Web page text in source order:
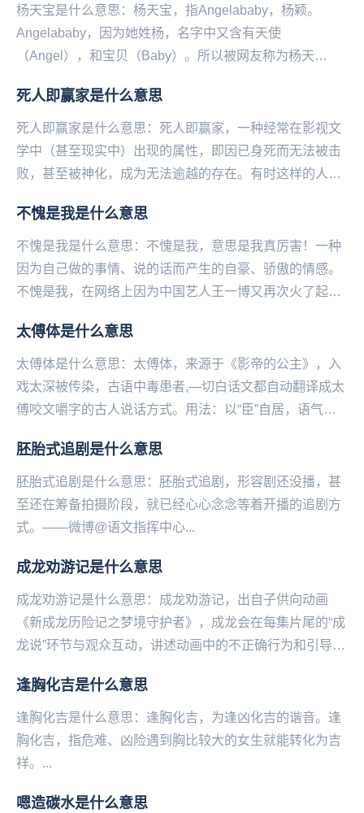
杨天宝是什么意思：杨天宝，指Angelababy，杨颖。
Angelababy，因为她姓杨，名字中又含有天使
（Angel），和宝贝（Baby）。所以被网友称为杨天
死人即赢家是什么意思
死人即赢家是什么意思：死人即赢家，一种经常在影视文
学中（甚至现实中）出现的属性，即因已身死而无法被击
败，甚至被神化，成为无法逾越的存在。有时这样的人物
记...
不愧是我是什么意思
不愧是我是什么意思：不愧是我，意思是我真厉害！一种
因为自己做的事情、说的话而产生的自豪、骄傲的情感。
不愧是我，在网络上因为中国艺人王一博又再次火了起
能...
太傅体是什么意思
太傅体是什么意思：太傅体，来源于《影帝的公主》，入
戏太深被传染，古语中毒患者,—切白话文都自动翻译成太
傅咬文嚼字的古人说话方式。用法：以“臣”自居，语气谦
胚胎式追剧是什么意思
胚胎式追剧是什么意思：胚胎式追剧，形容剧还没播，甚
至还在筹备拍摄阶段，就已经心心念念等着开播的追剧方
式。——微博@语文指挥中心...
成龙劝游记是什么意思
成龙劝游记是什么意思：成龙劝游记，出自子供向动画
《新成龙历险记之梦境守护者》，成龙会在每集片尾的“成
龙说”环节与观众互动，讲述动画中的不正确行为和引导观
逢胸化吉是什么意思
逢胸化吉是什么意思：逢胸化吉，为逢凶化吉的谐音。逢
胸化吉，指危难‌‌‌‌‌‌‌‌‌‌‌‌、凶险遇到胸比较大的女生就能转化为吉
祥。...
嗯造碳水是什么意思